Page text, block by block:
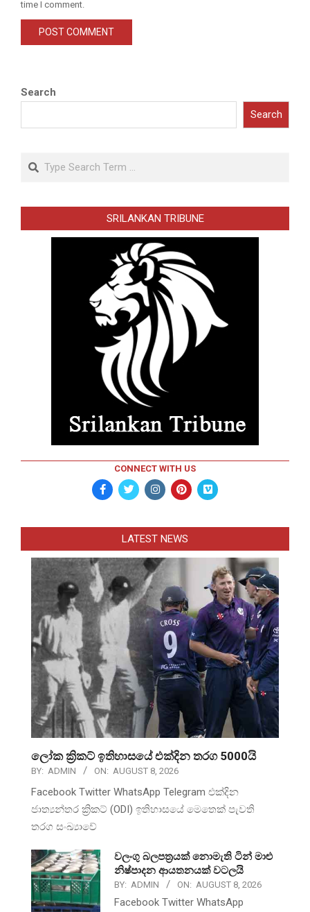
time I comment.
Search
Search
Search
SRILANKAN TRIBUNE
CONNECT WITH US
LATEST NEWS
ලෝක ක්‍රිකට් ඉතිහාසයේ එක්දින තරග 5000යි
BY: ADMIN ON: AUGUST 8, 2026
Facebook Twitter WhatsApp Telegram එක්දින
ජාත්‍යන්තර ක්‍රිකට් (ODI) ඉතිහාසයේ මෙතෙක් පැවති
තරග සංඛ්‍යාවේ
වලංගු බලපත්‍රයක් නොමැති ටින් මාළු
නිෂ්පාදන ආයතනයක් වටලයි
BY: ADMIN ON: AUGUST 8, 2026
Facebook Twitter WhatsApp